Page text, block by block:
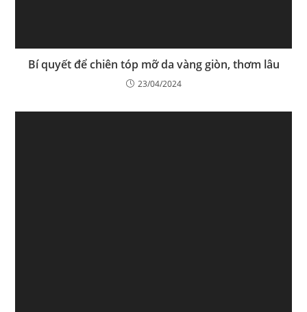
Bí quyết để chiên tóp mỡ da vàng giòn, thơm lâu
23/04/2024